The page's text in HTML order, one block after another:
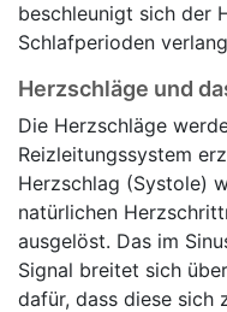
beschleunigt sich der
Schlafperioden
Herzschläge und
Die Herzschläge
Reizleitungssystem
Herzschlag (Systole)
natürlichen
ausgelöst. Das im
Signal breitet sich
dafür, dass diese sich